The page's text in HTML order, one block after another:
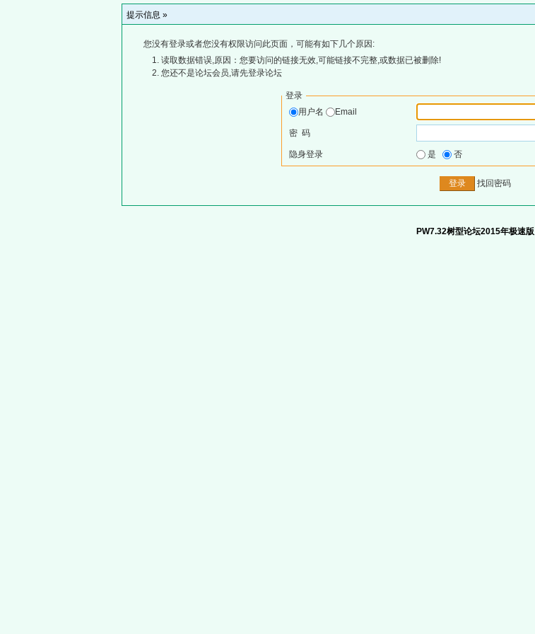
提示信息 »
您没有登录或者您没有权限访问此页面，可能有如下几个原因:
读取数据错误,原因：您要访问的链接无效,可能链接不完整,或数据已被删除!
您还不是论坛会员,请先登录论坛
登录
用户名
Email
密 码
隐身登录 是 否
找回密码
PW7.32树型论坛2015年极速版